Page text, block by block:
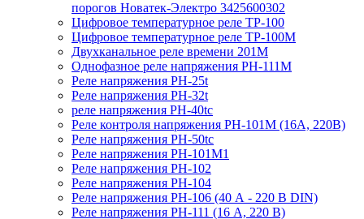
порогов Новатек-Электро 3425600302
Цифровое температурное реле ТР-100
Цифровое температурное реле ТР-100М
Двухканальное реле времени 201М
Однофазное реле напряжения РН-111М
Реле напряжения РН-25t
Реле напряжения РН-32t
реле напряжения РН-40tc
Реле контроля напряжения РН-101М (16А, 220В)
Реле напряжения РН-50tc
Реле напряжения РН-101М1
Реле напряжения РН-102
Реле напряжения РН-104
Реле напряжения РН-106 (40 А - 220 В DIN)
Реле напряжения РН-111 (16 А, 220 В)